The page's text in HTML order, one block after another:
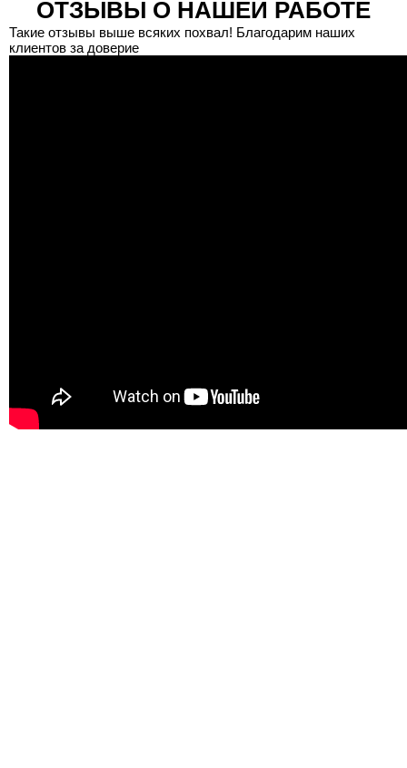
ОТЗЫВЫ О НАШЕЙ РАБОТЕ
Такие отзывы выше всяких похвал! Благодарим наших
клиентов за доверие